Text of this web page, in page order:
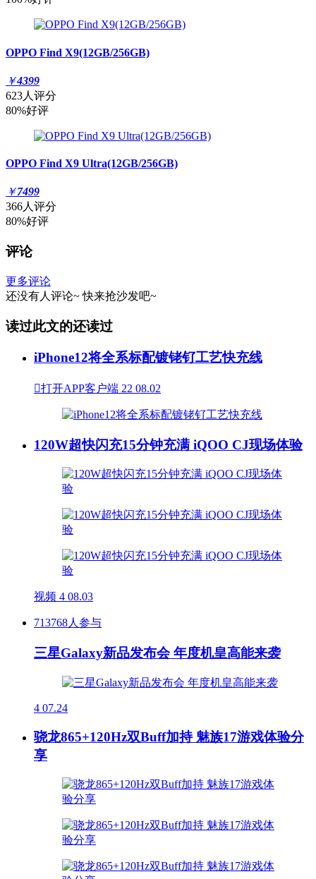
OPPO Find X9(12GB/256GB)
￥4399
623人评分
80%好评
OPPO Find X9 Ultra(12GB/256GB)
￥7499
366人评分
80%好评
评论
更多评论
还没有人评论~ 快来抢沙发吧~
读过此文的还读过
iPhone12将全系标配镀铑钌工艺快充线
打开APP客户端 22 08.02
120W超快闪充15分钟充满 iQOO CJ现场体验
视频 4 08.03
713768人参与
三星Galaxy新品发布会 年度机皇高能来袭
4 07.24
骁龙865+120Hz双Buff加持 魅族17游戏体验分
享